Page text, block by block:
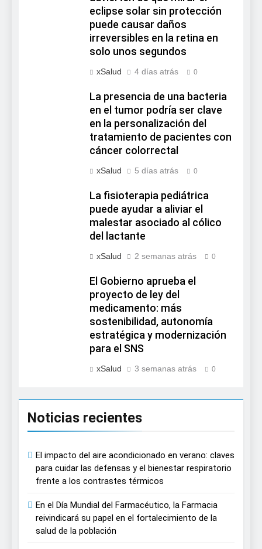
eclipse solar sin protección
puede causar daños
irreversibles en la retina en
solo unos segundos
xSalud 4 días atrás 0
La presencia de una bacteria
en el tumor podría ser clave
en la personalización del
tratamiento de pacientes con
cáncer colorrectal
xSalud 5 días atrás 0
La fisioterapia pediátrica
puede ayudar a aliviar el
malestar asociado al cólico
del lactante
xSalud 2 semanas atrás 0
El Gobierno aprueba el
proyecto de ley del
medicamento: más
sostenibilidad, autonomía
estratégica y modernización
para el SNS
xSalud 3 semanas atrás 0
Noticias recientes
El impacto del aire acondicionado en verano: claves
para cuidar las defensas y el bienestar respiratorio
frente a los contrastes térmicos
En el Día Mundial del Farmacéutico, la Farmacia
reivindicará su papel en el fortalecimiento de la
salud de la población